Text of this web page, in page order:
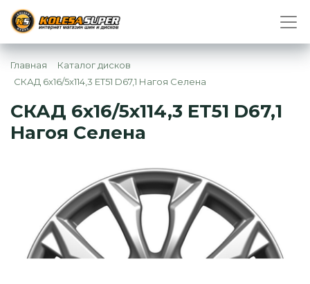
Главная
Каталог дисков
СКАД 6x16/5x114,3 ET51 D67,1 Нагоя Селена
СКАД 6x16/5x114,3 ET51 D67,1
Нагоя Селена